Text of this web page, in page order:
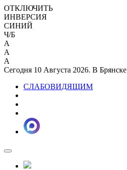
ОТКЛЮЧИТЬ
ИНВЕРСИЯ
СИНИЙ
Ч/Б
A
A
A
Сегодня 10 Августа 2026. В Брянске
СЛАБОВИДЯЩИМ